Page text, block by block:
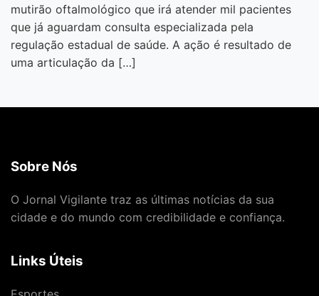
mutirão oftalmológico que irá atender mil pacientes
que já aguardam consulta especializada pela
regulação estadual de saúde. A ação é resultado de
uma articulação da […]
Sobre Nós
O Jornal Vigilante traz as últimas notícias da sua
cidade e do mundo com credibilidade e confiança.
Links Úteis